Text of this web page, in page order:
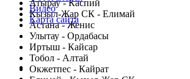
Атырау - Каспий
Кызыл-Жар СК - Елимай
Астана - Женис
Улытау - Ордабасы
Иртыш - Кайсар
Тобол - Алтай
Окжетпес - Кайрат
Видео
Карта сайта
Есть идея?